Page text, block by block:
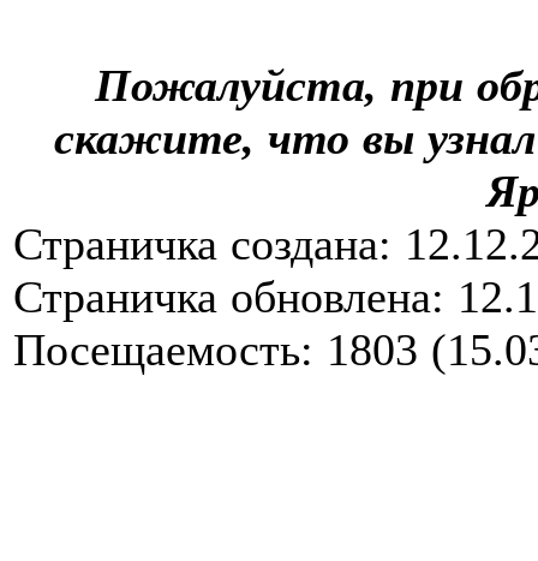
Пожалуйста, при
скажите, что вы
Страничка создана:
Страничка обновлена:
Посещаемость: 1803